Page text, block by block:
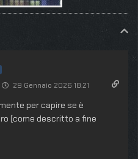
29 Gennaio 2026 18:21
per capire se è
(come descritto a fine